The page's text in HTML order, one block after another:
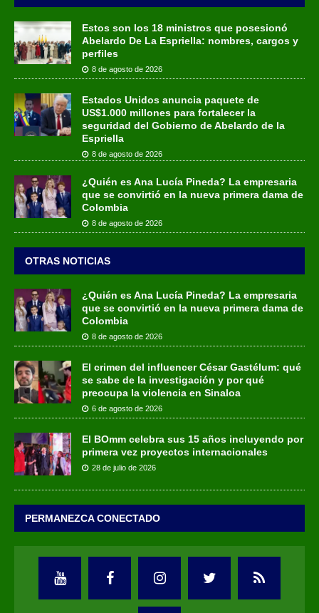
Estos son los 18 ministros que posesionó
Abelardo De La Espriella: nombres, cargos y
perfiles
8 de agosto de 2026
Estados Unidos anuncia paquete de
US$1.000 millones para fortalecer la
seguridad del Gobierno de Abelardo de la
Espriella
8 de agosto de 2026
¿Quién es Ana Lucía Pineda? La empresaria
que se convirtió en la nueva primera dama de
Colombia
8 de agosto de 2026
OTRAS NOTICIAS
¿Quién es Ana Lucía Pineda? La empresaria
que se convirtió en la nueva primera dama de
Colombia
8 de agosto de 2026
El crimen del influencer César Gastélum: qué
se sabe de la investigación y por qué
preocupa la violencia en Sinaloa
6 de agosto de 2026
El BOmm celebra sus 15 años incluyendo por
primera vez proyectos internacionales
28 de julio de 2026
PERMANEZCA CONECTADO